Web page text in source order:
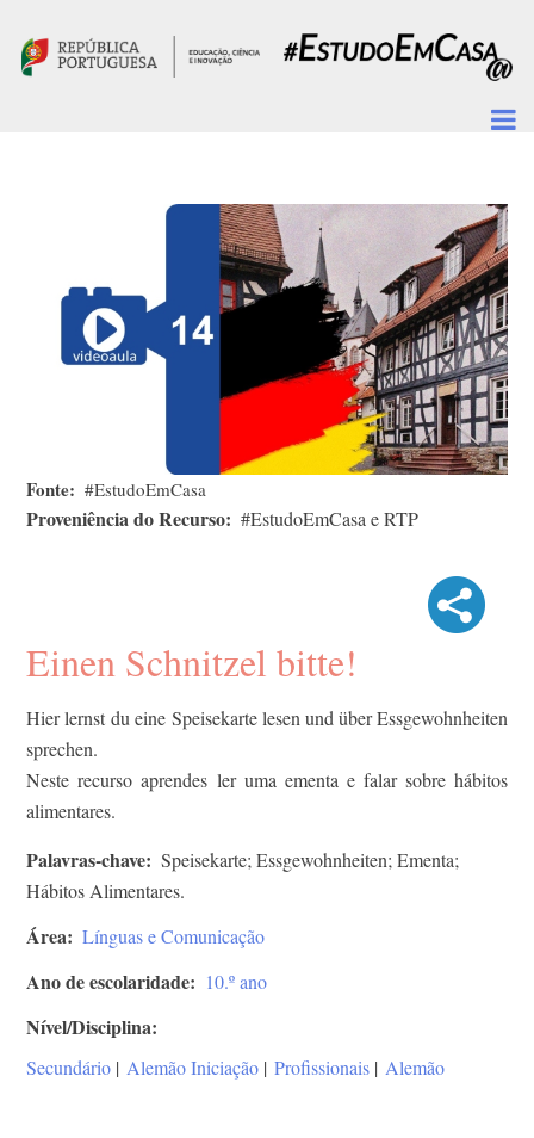
Fonte #EstudoEmCasa
Proveniência do Recurso #EstudoEmCasa e RTP
Einen Schnitzel bitte!
Hier lernst du eine Speisekarte lesen und über Essgewohnheiten
sprechen.
Neste recurso aprendes ler uma ementa e falar sobre hábitos
alimentares.
Palavras-chave
Speisekarte; Essgewohnheiten; Ementa;
Hábitos Alimentares.
Área Línguas e Comunicação
Ano de escolaridade 10.º ano
Nível/Disciplina
Secundário | Alemão Iniciação | Profissionais | Alemão